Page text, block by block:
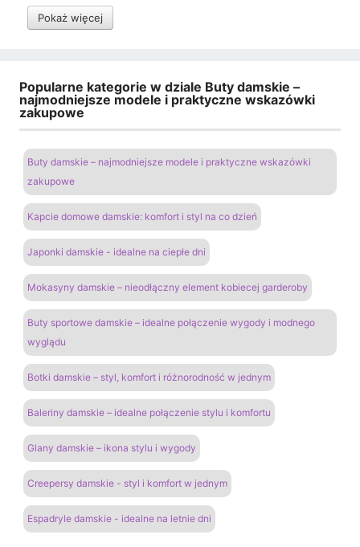
Pokaż więcej
Popularne kategorie w dziale Buty damskie –
najmodniejsze modele i praktyczne wskazówki
zakupowe
Buty damskie – najmodniejsze modele i praktyczne wskazówki
zakupowe
Kapcie domowe damskie: komfort i styl na co dzień
Japonki damskie - idealne na ciepłe dni
Mokasyny damskie – nieodłączny element kobiecej garderoby
Buty sportowe damskie – idealne połączenie wygody i modnego
wyglądu
Botki damskie – styl, komfort i różnorodność w jednym
Baleriny damskie – idealne połączenie stylu i komfortu
Glany damskie – ikona stylu i wygody
Creepersy damskie - styl i komfort w jednym
Espadryle damskie - idealne na letnie dni